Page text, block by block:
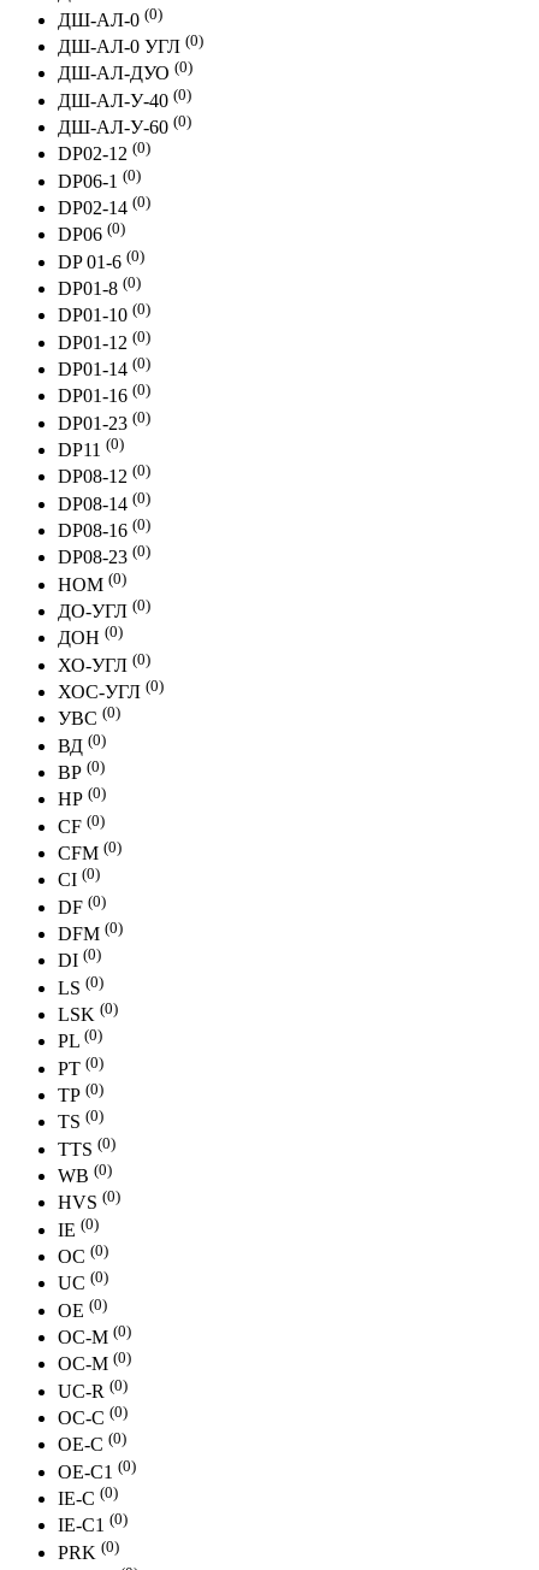
ДШ-АЛ-0 (0)
ДШ-АЛ-0 УГЛ (0)
ДШ-АЛ-ДУО (0)
ДШ-АЛ-У-40 (0)
ДШ-АЛ-У-60 (0)
DP02-12 (0)
DP06-1 (0)
DP02-14 (0)
DP06 (0)
DP 01-6 (0)
DP01-8 (0)
DP01-10 (0)
DP01-12 (0)
DP01-14 (0)
DP01-16 (0)
DP01-23 (0)
DP11 (0)
DP08-12 (0)
DP08-14 (0)
DP08-16 (0)
DP08-23 (0)
НОМ (0)
ДО-УГЛ (0)
ДОН (0)
ХО-УГЛ (0)
ХОС-УГЛ (0)
УВС (0)
ВД (0)
ВР (0)
НР (0)
CF (0)
CFМ (0)
CI (0)
DF (0)
DFМ (0)
DI (0)
LS (0)
LSK (0)
PL (0)
PT (0)
ТР (0)
TS (0)
TTS (0)
WB (0)
HVS (0)
IE (0)
OC (0)
UC (0)
ОE (0)
ОС-M (0)
OC-М (0)
UC-R (0)
OC-С (0)
OE-С (0)
OE-С1 (0)
IE-С (0)
IE-С1 (0)
PRK (0)